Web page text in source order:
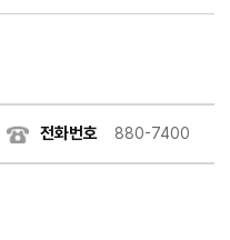
전화번호 880-7400